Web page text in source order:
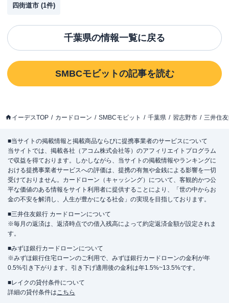
四街道市 (1件)
千葉県の情報一覧に戻る
SMBCモビットの記事を読む
イーデスTOP カードローン SMBCモビット 千葉県 習志野市 三井住
■当サイトの掲載情報と掲載商品ならびに提携事業者のサービスについて
当サイトでは、掲載各社（アコム株式会社等）のアフィリエイトプログラム
で収益を得ております。しかしながら、当サイトの掲載情報やランキングに
おける提携事業者サービスへの評価は、提携の有無や金銭による影響を一切
受けておりません。カードローン（キャッシング）について、客観的かつ公
平な価値のある情報をサイト利用者に提供することにより、「世の中からお
金の不安を解消し、人生が豊かになる社会」の実現を目指しております。
■三井住友銀行 カードローンについて
※毎月の返済は、返済時点での借入残高によって約定返済金額が設定されま
す。
■みずほ銀行カードローンについて
※みずほ銀行住宅ローンのご利用で、みずほ銀行カードローンの金利が年
0.5%引き下がります。引き下げ適用後の金利は年1.5%~13.5%です。
■レイクの貸付条件について
詳細の貸付条件はこちら